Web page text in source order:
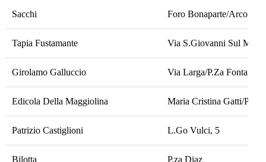
Sacchi Foro Bonaparte/Arco
Tapia Fustamante Via S.Giovanni Sul
Girolamo Galluccio Via Larga/P.Za Fontana
Edicola Della Maggiolina Maria Cristina Gatti/P.Za
Patrizio Castiglioni L.Go Vulci, 5
Bilotta P.za Diaz